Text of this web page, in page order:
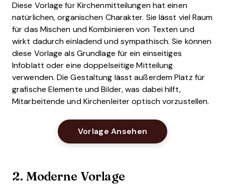
Diese Vorlage für Kirchenmitteilungen hat einen
natürlichen, organischen Charakter. Sie lässt viel Raum
für das Mischen und Kombinieren von Texten und
wirkt dadurch einladend und sympathisch. Sie können
diese Vorlage als Grundlage für ein einseitiges
Infoblatt oder eine doppelseitige Mitteilung
verwenden. Die Gestaltung lässt außerdem Platz für
grafische Elemente und Bilder, was dabei hilft,
Mitarbeitende und Kirchenleiter optisch vorzustellen.
Vorlage Ansehen Opens New
2. Moderne Vorlage